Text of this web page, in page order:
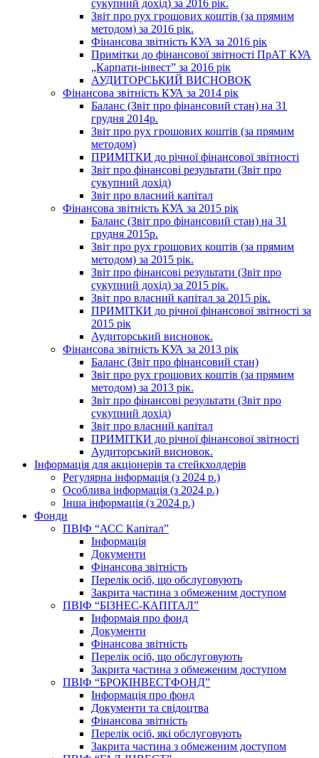
сукупний дохід) за 2016 рік.
Звіт про рух грошових коштів (за прямим
методом) за 2016 рік.
Фінансова звітність КУА за 2016 рік
Примітки до фінансової звітності ПрАТ КУА
„Карпати-інвест” за 2016 рік
АУДИТОРСЬКИЙ ВИСНОВОК
Фінансова звітність КУА за 2014 рік
Баланс (Звіт про фінансовий стан) на 31
грудня 2014р.
Звіт про рух грошових коштів (за прямим
методом)
ПРИМІТКИ до річної фінансової звітності
Звіт про фінансові результати (Звіт про
сукупний дохід)
Звіт про власний капітал
Фінансова звітність КУА за 2015 рік
Баланс (Звіт про фінансовий стан) на 31
грудня 2015р.
Звіт про рух грошових коштів (за прямим
методом) за 2015 рік.
Звіт про фінансові результати (Звіт про
сукупний дохід) за 2015 рік.
Звіт про власний капітал за 2015 рік.
ПРИМІТКИ до річної фінансової звітності за
2015 рік
Аудиторський висновок.
Фінансова звітність КУА за 2013 рік
Баланс (Звіт про фінансовий стан)
Звіт про рух грошових коштів (за прямим
методом) за 2013 рік.
Звіт про фінансові результати (Звіт про
сукупний дохід)
Звіт про власний капітал
ПРИМІТКИ до річної фінансової звітності
Аудиторський висновок.
Інформація для акціонерів та стейкхолдерів
Регулярна інформація (з 2024 р.)
Особлива інформація (з 2024 р.)
Інша інформація (з 2024 р.)
Фонди
ПВІФ “АСС Капітал”
Інформація
Документи
Фінансова звітність
Перелік осіб, що обслуговують
Закрита частина з обмеженим доступом
ПВІФ “БІЗНЕС-КАПІТАЛ”
Інформаія про фонд
Документи
Фінансова звітність
Перелік осіб, що обслуговують
Закрита частина з обмеженим доступом
ПВІФ “БРОКІНВЕСТФОНД”
Інформація про фонд
Документи та свідоцтва
Фінансова звітність
Перелік осіб, які обслуговують
Закрита частина з обмеженим доступом